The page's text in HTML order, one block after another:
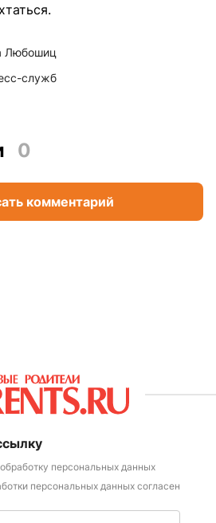
Любошиц
служб
0
комментарий
персональных данных
персональных данных согласен